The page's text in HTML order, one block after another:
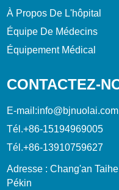
À Propos De L'hôpital
Équipe De Médecins
Équipement Médical
CONTACTEZ-
E-mail:info@bjnuolai.com
Tél.+86-15194969005
Tél.+86-13910759627
Adresse : Chang'an
Pékin